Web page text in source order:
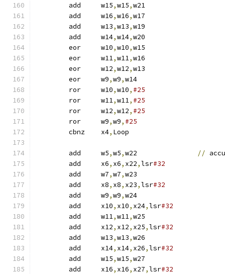
	add	w15
,w15,w21
	add	w16
,w16,w17
	add	w13
,w13,w19
	add	w14
,w14,w20
	eor	w10
,w10,w15
	eor	w11
,w11,w16
	eor	w12
,w12,w13
	eor	w9
,w9,w14
	ror	w10
,w10, #25
	ror	w11
,w11, #25
	ror	w12
,w12, #25
	ror	w9
,w9, #25
	cbnz	x4
, Loop
	add	w5
,w5, //
	add	x6
, x6, x22,lsr#32
	add	w7
,w7,w23
	add	x8
, x8, x23,lsr#32
	add	w9
,w9,w24
	add	x10
, x10, x24,lsr#32
	add	w11
,w11,w25
	add	x12
, x12, x25,lsr#32
	add	w13
,w13,w26
	add	x14
, x14, x26,lsr#32
	add	w15
,w15,w27
	add	x16
, x16, x27,lsr#32